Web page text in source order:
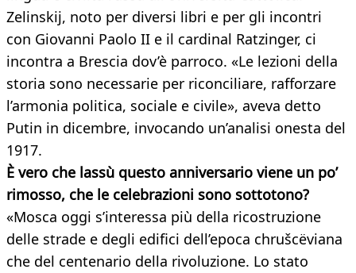
Zelinskij, noto per diversi libri e per gli incontri
con Giovanni Paolo II e il cardinal Ratzinger, ci
incontra a Brescia dov’è parroco. «Le lezioni della
storia sono necessarie per riconciliare, rafforzare
l’armonia politica, sociale e civile», aveva detto
Putin in dicembre, invocando un’analisi onesta del
1917.
È vero che lassù questo anniversario viene un po’
rimosso, che le celebrazioni sono sottotono?
«Mosca oggi s’interessa più della ricostruzione
delle strade e degli edifici dell’epoca chrušcëviana
che del centenario della rivoluzione. Lo stato